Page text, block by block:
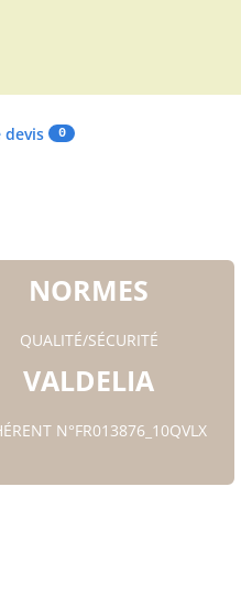
devis 0
NORMES
QUALITÉ/SÉCURITÉ
VALDELIA
N°FR013876_10QVLX